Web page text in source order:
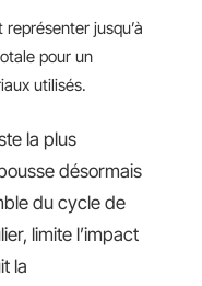
jusqu’à
pour un
utilisés.
la plus
désormais
du cycle de
limite l’impact
la